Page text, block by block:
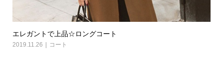
エレガントで上品☆ロングコート
2019.11.26 コート